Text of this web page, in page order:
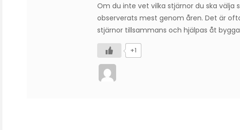
Om du inte vet vilka stjärnor du ska välja
observerats mest genom åren. Det är
stjärnor tillsammans och hjälpas åt
+1